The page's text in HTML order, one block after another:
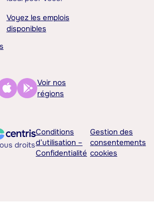
Voyez les emplois
disponibles
Voir nos
régions
droits
Conditions
d’utilisation –
Confidentialité
Gestion des
consentements
cookies